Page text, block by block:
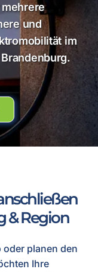
und
im
& Region
oder planen den
Ihre